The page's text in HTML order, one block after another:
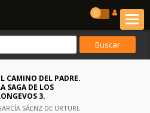
0
CAMINO DEL PADRE.
SAGA DE LOS
3.
SÁENZ DE URTURI,